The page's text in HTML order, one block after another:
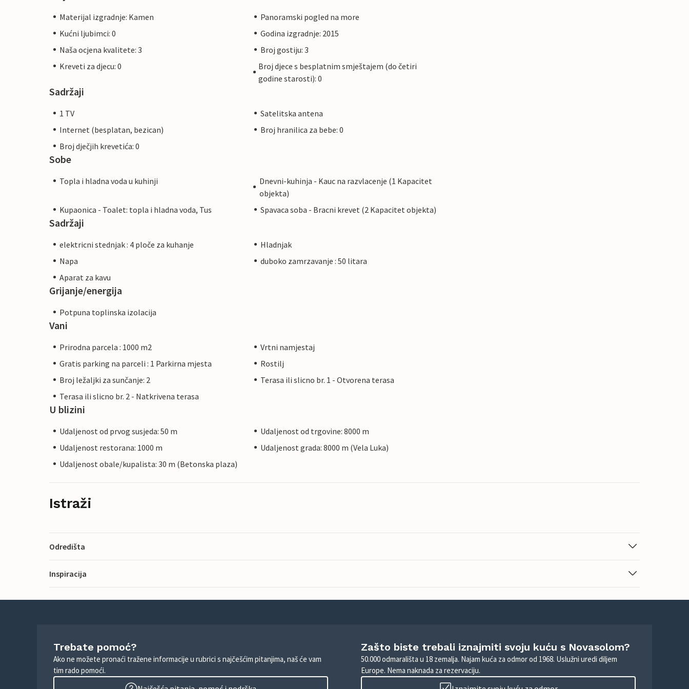
Materijal izgradnje: Kamen
Panoramski pogled na more
Kućni ljubimci: 0
Godina izgradnje: 2015
Naša ocjena kvalitete: 3
Broj gostiju: 3
Kreveti za djecu: 0
Broj djece s besplatnim smještajem (do četiri
godine starosti): 0
Sadržaji
1 TV
Satelitska antena
Internet (besplatan, bezican)
Broj hranilica za bebe: 0
Broj dječjih krevetića: 0
Sobe
Topla i hladna voda u kuhinji
Dnevni-kuhinja - Kauc na razvlacenje (1 Kapacitet
objekta)
Kupaonica - Toalet: topla i hladna voda, Tus
Spavaca soba - Bracni krevet (2 Kapacitet objekta)
Sadržaji
elektricni stednjak : 4 ploče za kuhanje
Hladnjak
Napa
duboko zamrzavanje : 50 litara
Aparat za kavu
Grijanje/energija
Potpuna toplinska izolacija
Vani
Prirodna parcela : 1000 m2
Vrtni namjestaj
Gratis parking na parceli : 1 Parkirna mjesta
Rostilj
Broj ležaljki za sunčanje: 2
Terasa ili slicno br. 1 - Otvorena terasa
Terasa ili slicno br. 2 - Natkrivena terasa
U blizini
Udaljenost od prvog susjeda: 50 m
Udaljenost od trgovine: 8000 m
Udaljenost restorana: 1000 m
Udaljenost grada: 8000 m (Vela Luka)
Udaljenost obale/kupalista: 30 m (Betonska plaza)
Istraži
Odredišta
Inspiracija
Trebate pomoć?
Ako ne možete pronaći tražene informacije u rubrici s najčešćim pitanjima, naš će vam
tim rado pomoći.
Zašto biste trebali iznajmiti svoju kuću s Novasolom?
50.000 odmarališta u 18 zemalja. Najam kuća za odmor od 1968. Uslužni uredi diljem
Europe. Nema naknada za rezervaciju.